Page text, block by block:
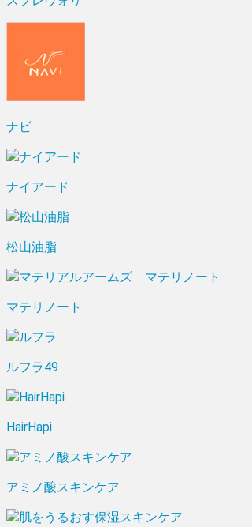
ナビ
ナイアード
松山油脂
マテリノート
ルフラ49
HairHapi
アミノ酸スキンケア